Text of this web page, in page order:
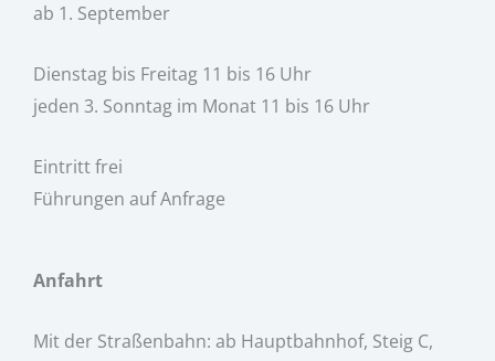
ab 1. September
Dienstag bis Freitag 11 bis 16 Uhr
jeden 3. Sonntag im Monat 11 bis 16 Uhr
Eintritt frei
Führungen auf Anfrage
Anfahrt
Mit der Straßenbahn: ab Hauptbahnhof, Steig C,